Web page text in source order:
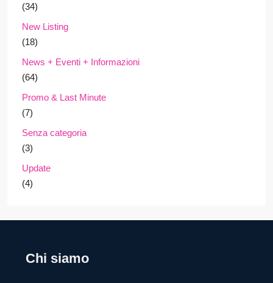
(34)
New Listing
(18)
News + Eventi + Informazioni
(64)
Promo & Last Minute
(7)
Senza categoria
(3)
Update
(4)
Chi siamo